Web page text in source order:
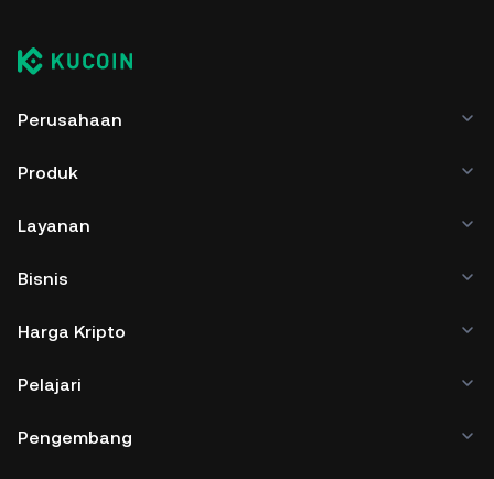
Perusahaan
Produk
Layanan
Bisnis
Harga Kripto
Pelajari
Pengembang